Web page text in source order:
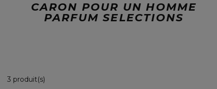
CARON POUR UN HOMME
PARFUM SELECTIONS
3 produit(s)